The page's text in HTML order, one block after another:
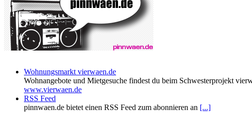
Wohnungsmarkt vierwaen.de
Wohnangebote und Mietgesuche findest du beim Schwesterprojekt
www.vierwaen.de
RSS Feed
pinnwaen.de bietet einen RSS Feed zum abonnieren an [...]